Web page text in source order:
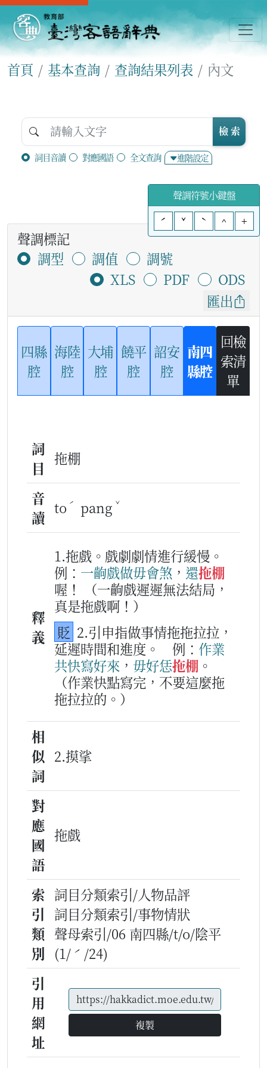
首頁 基本查詢 查詢結果列表 內文
詞目音讀 對應國語 全文查詢 進階設定
檢 索
聲調符號小鍵盤
ˊ
ˇ ˋ ^ +
聲調標記
調型
調值
調號
XLS
PDF
ODS
匯出
四縣
腔
海陸
腔
大埔
腔
饒平
腔
詔安
腔
南四
縣腔
回檢
索清
單
詞
目
拖棚
音
讀
to ˊ pang ˇ
釋
義
1.拖戲。戲劇劇情進行緩慢。
例： 一齣戲做毋會煞 ， 還拖棚
喔！
（一齣戲遲遲無法結局，
真是拖戲啊！）
貶 2.引申指做事情拖拖拉拉，
延遲時間和進度。
例： 作業
共快寫好來 ， 毋好恁拖棚 。
（作業快點寫完，不要這麼拖
拖拉拉的。）
相
似
詞
2.摸挲
對
應
國
語
拖戲
索
引
類
別
詞目分類索引/人物品評
詞目分類索引/事物情狀
聲母索引/06 南四縣/t/o/陰平
(1/ˊ/24)
引
用
網
址
複製